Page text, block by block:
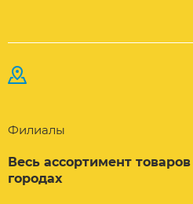
Филиалы
Весь ассортимент
городах